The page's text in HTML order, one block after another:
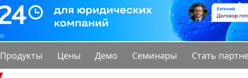
Продукты Цены Демо Семинары Стать